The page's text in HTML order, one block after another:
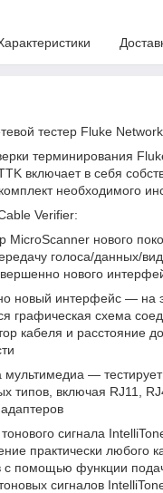
тестер Fluke
терминирования
включает в себя
необходимого
Verifier:
MicroScanner нового
голоса/данных/
нового
новый интерфейс — на
графическая схема
кабеля и расстояние
мультимедиа —
типов, включая RJ11,
тонового сигнала
практически любого
с помощью функции
сигналов